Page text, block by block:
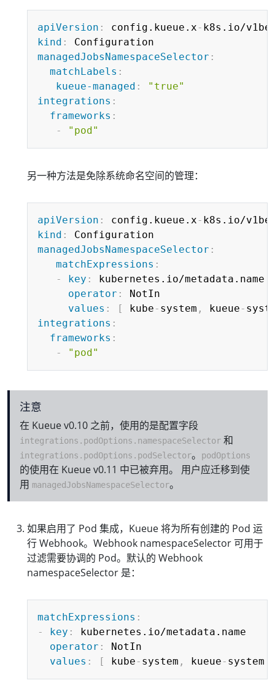
apiVersion : config.kueue.x -
kind :
managedJobsNamespaceSelector :
matchLabels :
kueue-managed :
"true"
integrations :
frameworks :
-
"pod"
Copy
另一种方法是免除系统命名空间的管理：
apiVersion : config.kueue.x -
kind :
managedJobsNamespaceSelector :
matchExpressions :
-
key :
kubernetes.io/metadata.name
operator :
NotIn
values : [ kube - system , kueue -
integrations :
frameworks :
-
"pod"
Copy
注意
在 Kueue v0.10 之前，使用的是配置字段
integrations.podOptions.namespaceSelector 和
integrations.podOptions.podSelector。 podOptions
的使用在 Kueue v0.11 中已被弃用。 用户应迁移到使
用 managedJobsNamespaceSelector。
如果启用了 Pod 集成，Kueue 将为所有创建的 Pod 运
行 Webhook。Webhook namespaceSelector 可用于
过滤需要协调的 Pod。默认的 Webhook
namespaceSelector 是：
matchExpressions :
-
key :
kubernetes.io/metadata.name
operator :
NotIn
values : [ kube - system , kueue - system